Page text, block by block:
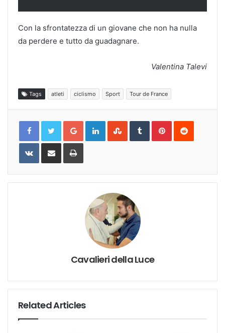
Con la sfrontatezza di un giovane che non ha nulla
da perdere e tutto da guadagnare.
Valentina Talevi
Tags atleti ciclismo Sport Tour de France
Google+LinkedInStumbleUpon
TumblrPinterestReddit
VKontakteShare
Email
Print
Cavalieri della Luce
Related Articles